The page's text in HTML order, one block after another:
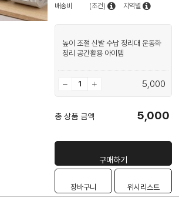
배송비 (조건) 지역별
높이 조절 신발 수납 정리대 운동화
정리 공간활용 아이템
5,000
총 상품 금액 5,000
구매하기
장바구니 위시리스트